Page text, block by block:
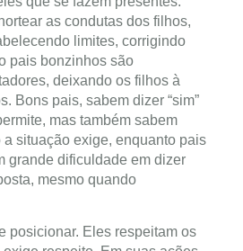
as condutas dos filhos,
limites, corrigindo
pais bonzinhos são
deixando os filhos à
Bons pais, sabem dizer “sim”
mas também sabem
a situação exige, enquanto pais
grande dificuldade em dizer
mesmo quando
posicionar. Eles respeitam os